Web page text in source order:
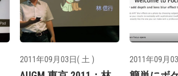
2011年09月03日( 土 ) 2011年09月